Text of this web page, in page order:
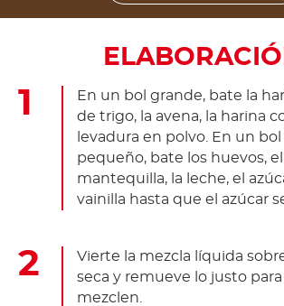
En un bol grande, bate la
de trigo, la avena, la harina
levadura en polvo. En un
pequeño, bate los huevos,
mantequilla, la leche, el
vainilla hasta que el azúcar
Vierte la mezcla líquida
seca y remueve lo justo
mezclen.